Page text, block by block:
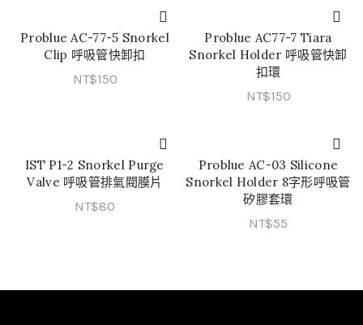
範
加入購物車
Problue AC-77-5 Snorkel
Clip 呼吸管快卸扣
NT$150
加入購物車
Problue AC77-7 Tiara
Snorkel Holder 呼吸管快卸
扣環
NT$150
加入購物車
IST P1-2 Snorkel Purge
Valve 呼吸管排氣閥膜片
NT$80
加入購物車
Problue AC-03 Silicone
Snorkel Holder 8字形呼吸管
矽膠套環
NT$55